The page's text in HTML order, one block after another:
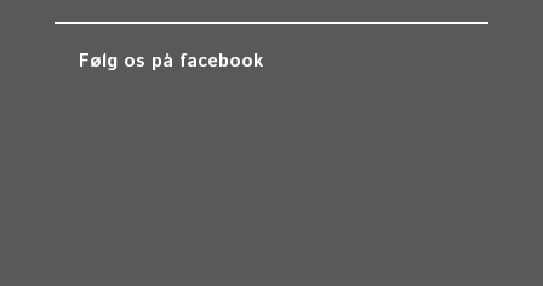
Følg os på facebook